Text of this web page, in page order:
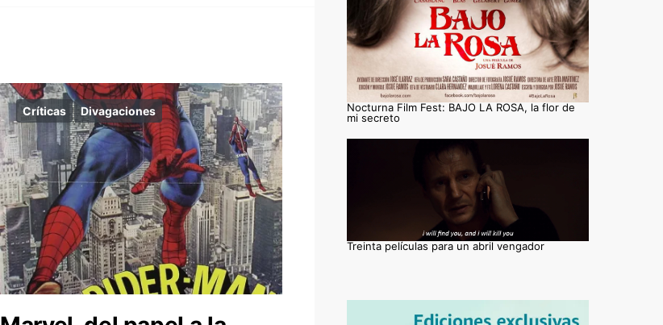
Críticas Divagaciones
Nocturna Film Fest: BAJO LA ROSA, la flor de
mi secreto
Treinta películas para un abril vengador